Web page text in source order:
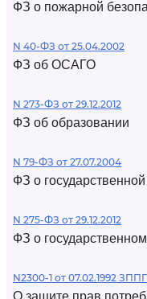
ФЗ о пожарной
N 40-ФЗ от 25.04.2002
ФЗ об ОСАГО
N 273-ФЗ от 29.12.2012
ФЗ об образовании
N 79-ФЗ от 27.07.2004
ФЗ о
N 275-ФЗ от 29.12.2012
ФЗ о
N2300-1 от 07.02.1992
О защите прав